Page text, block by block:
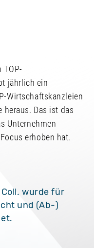
TOP-
jährlich ein
Wirtschaftskanzleien
Das ist das
Unternehmen
erhoben hat.
Coll. wurde für
und (Ab-)